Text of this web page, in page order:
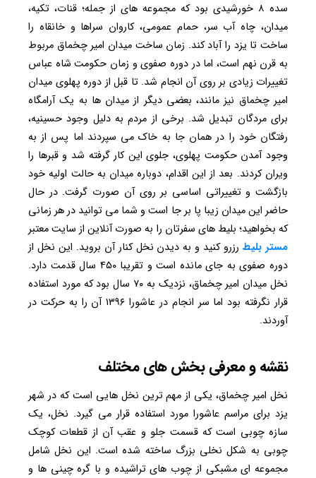
سده ۸ خورشیدی بود که مجموعه های از جمله؛ قنات، تکیه،
میدان، چاه آب سر، حمام عمومی، کاروان ‌سراها و خانقاه را
ساخت تا یزد را آباد کند. زمان ساخت میدان امیر چخماق مربوط
به قرن نهم است، اما در دوره صفوی و زمان حکومت شاه عباس
تغییرات زیادی بر روی آن انجام شد. تا قبل از دوره پهلوی میدان
امیر چخماق نیز مانند، بعضی دیگر از میدان‌ ها به یک آرامگاه
برای مردگان تبدیل شد. برخی از مردم به دلیل وجود حسینیه،
رفتگان خود را در همان جا به خاک می‌ سپردند اما پس از به
وجود آمدن حکومت پهلوی، جلوی این کار گرفته شد و قبرها را
ویران کردند. بعد از این اقدام، دوباره میدان به حالت اولیه خود
بازگشت و تغییراتی اساسی بر روی آن صورت گرفت. در حال
حاضر این میدان زیبا پا بر جا است و شما می توانید در هر زمانی
که بخواهید؛ بلیط های سفرتان را به صورت آنلاین از سایت معتبر
مستر بلیطرزرو کنید و به دیدن نخل کنار آن بروید. این نخل از
دوره صفوی به جای مانده است و تقریبا ۴۵۰ سال قدمت دارد.
نخل میدان امیر چخماق، نزدیک به ۷۰ سال بود که مورد استفاده
قرار نگرفته بود اما سر انجام در عاشورا ۱۳۹۶ آن را به حرکت در
آوردند.
نقشه و معرفی بخش های مختلف
نخل امیر چخماق، یکی از مهم ترین نخل هایی است که در شهر
یزد برای مراسم عاشورا مورد استفاده قرار می گیرد. نخل، یک
سازه چوبی است که قسمت جلو و عقب آن از قطعات کوچک
چوبی به شکل نخلی بزرگ ساخته شده است. این نخل شامل
مجموعه ای مشبکی از چوب های تراشیده و با گره چینی ها و